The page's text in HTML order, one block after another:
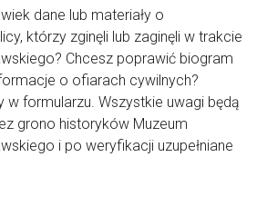
dane lub materiały o
którzy zginęli lub zaginęli w trakcie
Chcesz poprawić biogram
o ofiarach cywilnych?
w formularzu. Wszystkie uwagi będą
grono historyków Muzeum
i po weryfikacji uzupełniane